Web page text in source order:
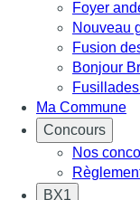
Foyer
Nouveau
Fusion
Bonjour
Ma Commune
Concours
Nos
BX1